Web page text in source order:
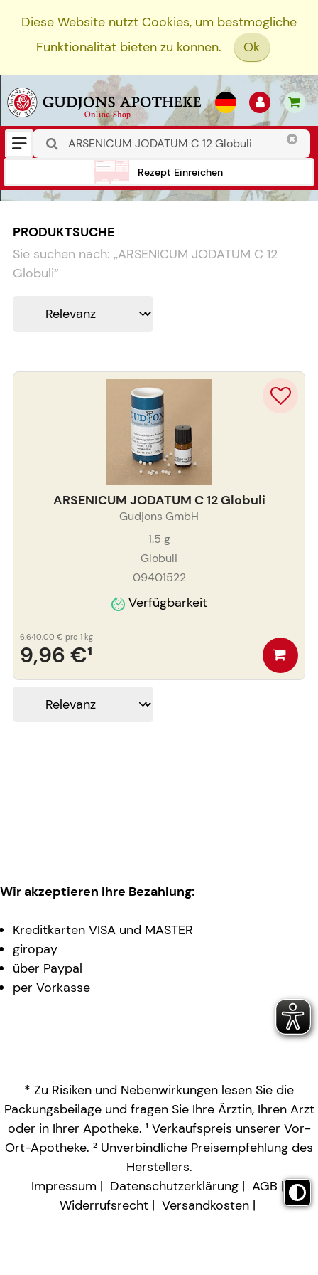
Diese Website nutzt Cookies, um bestmögliche
Funktionalität bieten zu können.
Ok
Rezept Einreichen
PRODUKTSUCHE
Sie suchen nach: „ARSENICUM JODATUM C 12
Globuli“
ARSENICUM JODATUM C 12 Globuli
Gudjons GmbH
1.5 g
Globuli
09401522
Verfügbarkeit
9,96 €¹
6.640,00 € pro 1 kg
Wir akzeptieren Ihre Bezahlung:
Kreditkarten VISA und MASTER
giropay
über Paypal
per Vorkasse
* Zu Risiken und Nebenwirkungen lesen Sie die
Packungsbeilage und fragen Sie Ihre Ärztin, Ihren Arzt
oder in Ihrer Apotheke. ¹ Verkaufspreis unserer Vor-
Ort-Apotheke. ² Unverbindliche Preisempfehlung des
Herstellers.
Impressum
Datenschutzerklärung
AGB
Widerrufsrecht
Versandkosten